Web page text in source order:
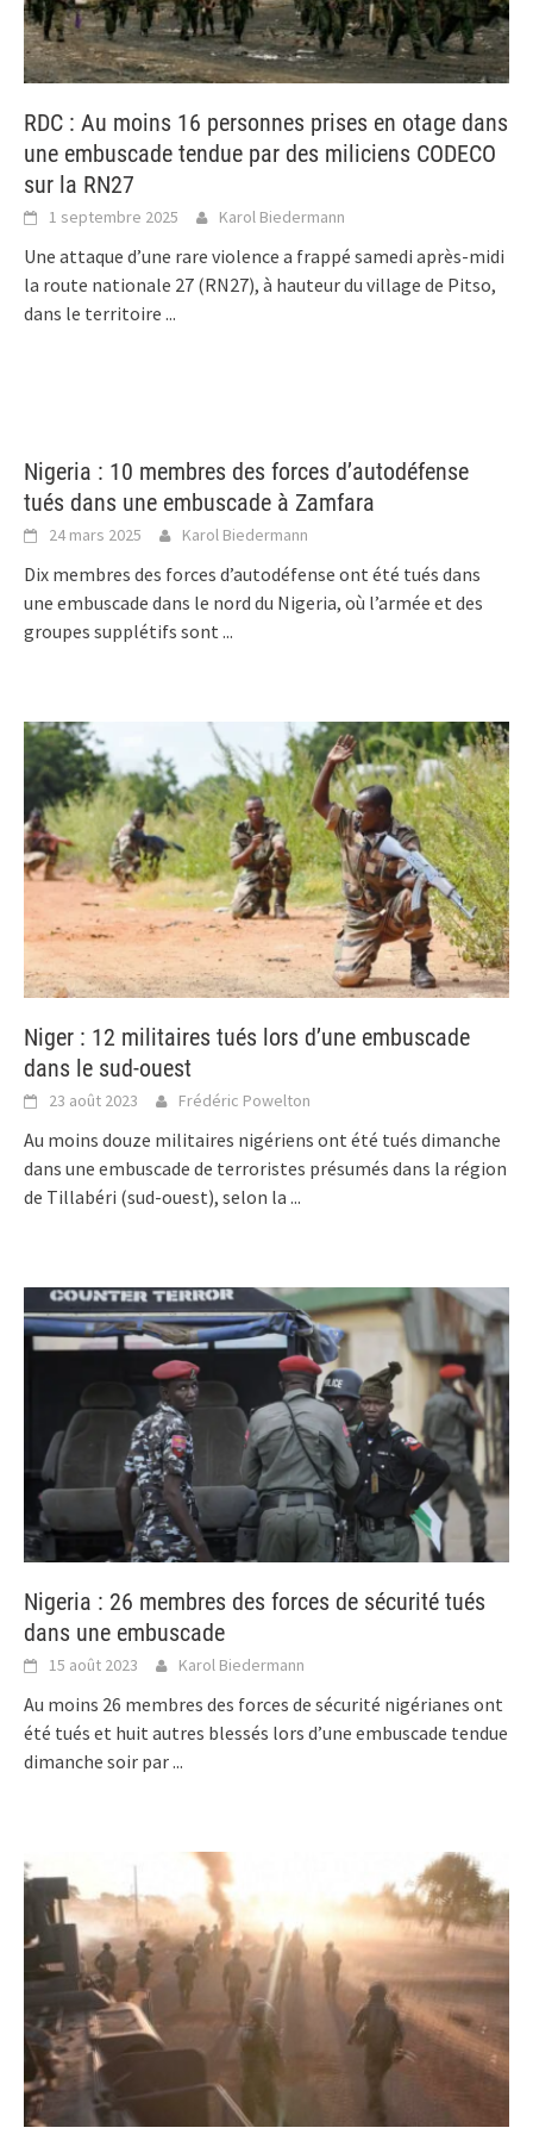
RDC : Au moins 16 personnes prises en otage dans
une embuscade tendue par des miliciens CODECO
sur la RN27
1 septembre 2025 Karol Biedermann
Une attaque d’une rare violence a frappé samedi après-midi
la route nationale 27 (RN27), à hauteur du village de Pitso,
dans le territoire ...
Nigeria : 10 membres des forces d’autodéfense
tués dans une embuscade à Zamfara
24 mars 2025 Karol Biedermann
Dix membres des forces d’autodéfense ont été tués dans
une embuscade dans le nord du Nigeria, où l’armée et des
groupes supplétifs sont ...
Niger : 12 militaires tués lors d’une embuscade
dans le sud-ouest
23 août 2023 Frédéric Powelton
Au moins douze militaires nigériens ont été tués dimanche
dans une embuscade de terroristes présumés dans la région
de Tillabéri (sud-ouest), selon la ...
Nigeria : 26 membres des forces de sécurité tués
dans une embuscade
15 août 2023 Karol Biedermann
Au moins 26 membres des forces de sécurité nigérianes ont
été tués et huit autres blessés lors d’une embuscade tendue
dimanche soir par...